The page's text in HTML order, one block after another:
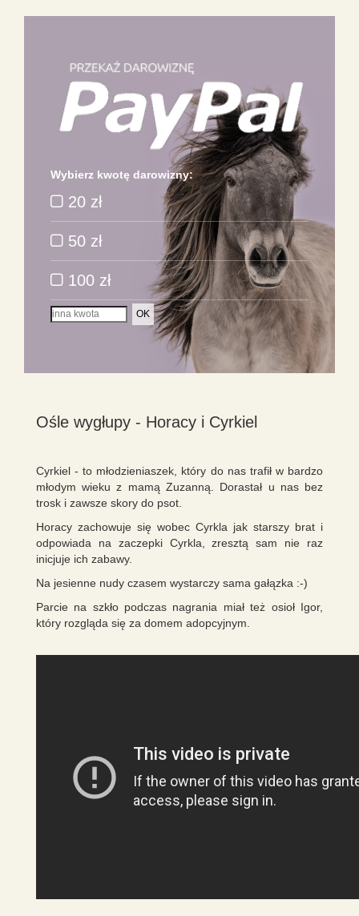
Wybierz kwotę darowizny:
20 zł
50 zł
100 zł
OK
Ośle wygłupy - Horacy i Cyrkiel
Cyrkiel - to młodzieniaszek, który do nas trafił w bardzo
młodym wieku z mamą Zuzanną. Dorastał u nas bez
trosk i zawsze skory do psot.
Horacy zachowuje się wobec Cyrkla jak starszy brat i
odpowiada na zaczepki Cyrkla, zresztą sam nie raz
inicjuje ich zabawy.
Na jesienne nudy czasem wystarczy sama gałązka :-)
Parcie na szkło podczas nagrania miał też osioł Igor,
który rozgląda się za domem adopcyjnym.